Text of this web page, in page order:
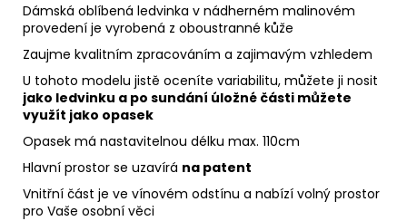
Dámská oblíbená ledvinka v nádherném malinovém
provedení je vyrobená z oboustranné kůže
Zaujme kvalitním zpracováním a zajimavým vzhledem
U tohoto modelu jistě oceníte variabilitu, můžete ji nosit
jako ledvinku a po sundání úložné části můžete
využít jako opasek
Opasek má nastavitelnou délku max. 110cm
Hlavní prostor se uzavírá na patent
Vnitřní část je ve vínovém odstínu a nabízí volný prostor
pro Vaše osobní věci